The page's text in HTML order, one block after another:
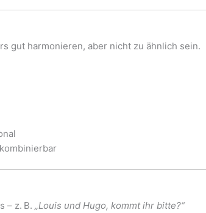
gut harmonieren, aber nicht zu ähnlich sein.
– z. B. „Louis und Hugo, kommt ihr bitte?“